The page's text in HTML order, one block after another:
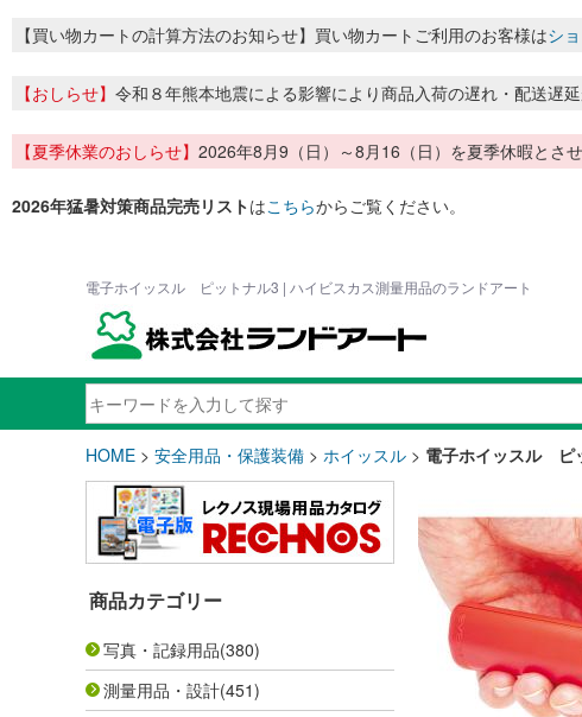
【買い物カートの計算方法のお知らせ】買い物カートご利用のお客様はシ
【おしらせ】 令和８年熊本地震による影響により商品入荷の遅れ・配送遅
【夏季休業のおしらせ】 2026年8月9（日）～8月16（日）を夏季休暇とさ
2026年猛暑対策商品完売リストはこちらからご覧ください。
電子ホイッスル ピットナル3 | ハイビスカス測量用品のランドアート
HOME > 安全用品・保護装備 > ホイッスル > 電子ホイッスル ピ
商品カテゴリー
写真・記録用品(380)
測量用品・設計(451)